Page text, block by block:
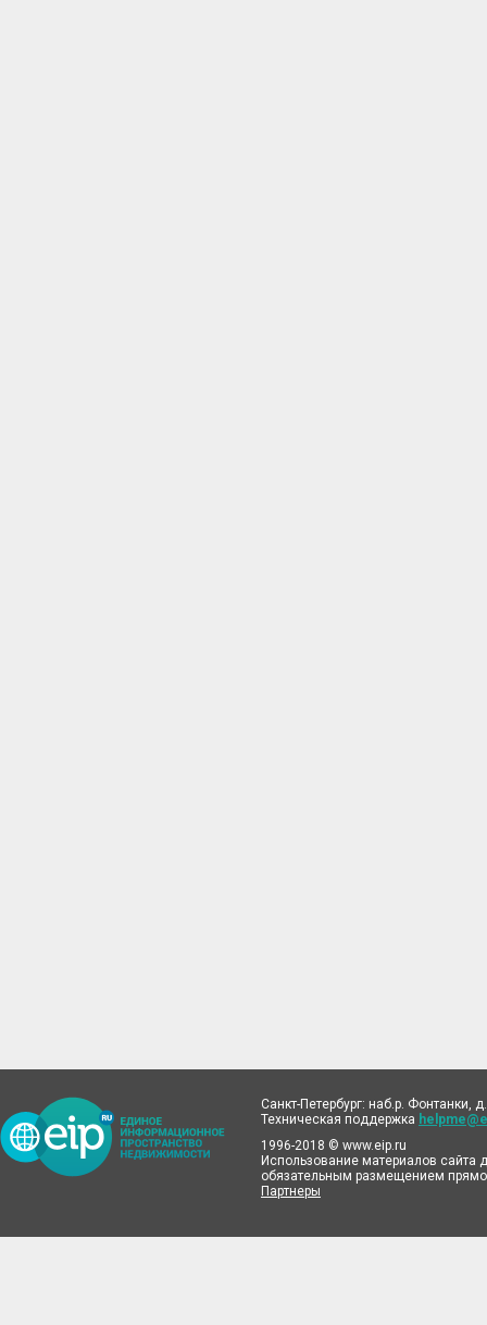
Санкт-Петербург: наб.р. Фонтанки,
Техническая поддержка
1996-2018 © www.eip.ru
Использование материалов сайта
обязательным размещением
Партнеры